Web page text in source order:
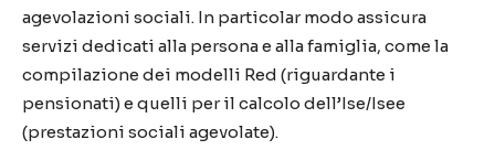
agevolazioni sociali. In particolar modo assicura
servizi dedicati alla persona e alla famiglia, come la
compilazione dei modelli Red (riguardante i
pensionati) e quelli per il calcolo dell’Ise/Isee
(prestazioni sociali agevolate).